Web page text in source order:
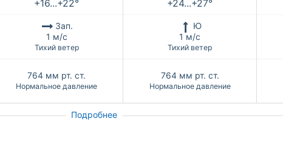
+16...+22° +24...+27°
Зап.
1 м/с
Тихий ветер
Ю
1 м/с
Тихий ветер
764 мм рт. ст.
Нормальное давление
764 мм рт. ст.
Нормальное давление
Подробнее